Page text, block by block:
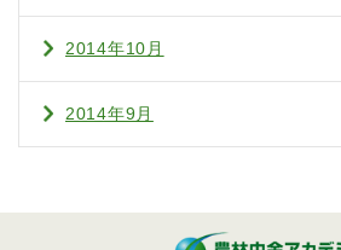
2014年10月
2014年9月